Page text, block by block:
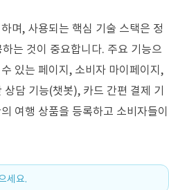
며, 사용되는 핵심 기술 스택은 정
는 것이 중요합니다. 주요 기능으
있는 페이지, 소비자 마이페이지,
담 기능(챗봇), 카드 간편 결제 기
여행 상품을 등록하고 소비자들이
세요.